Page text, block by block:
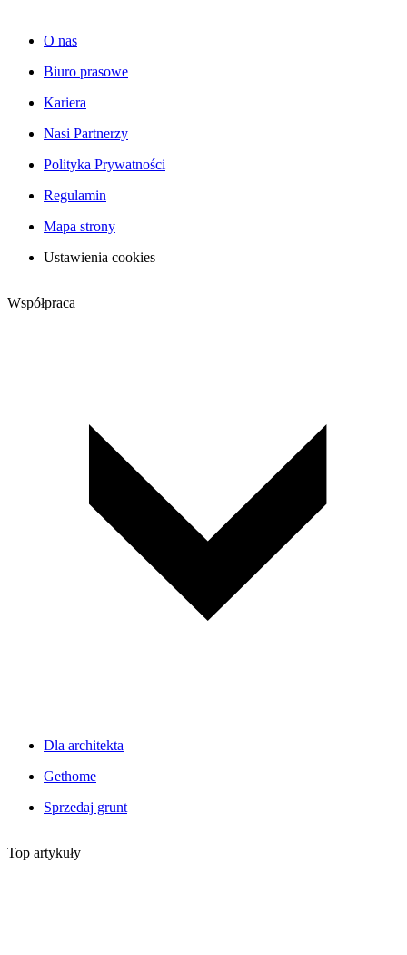
O nas
Biuro prasowe
Kariera
Nasi Partnerzy
Polityka Prywatności
Regulamin
Mapa strony
Ustawienia cookies
Współpraca
Dla architekta
Gethome
Sprzedaj grunt
Top artykuły